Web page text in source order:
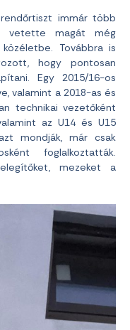
immár több
vetette magát még
Továbbra is
hogy pontosan
Egy 2015/16-os
valamint a 2018-as és
technikai vezetőként
az U14 és U15
mondják, már csak
foglalkoztatták.
mezeket a